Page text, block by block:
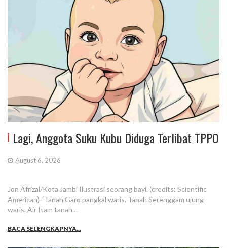
Lagi, Anggota Suku Kubu Diduga Terlibat TPPO
August 6, 2026
Jon Afrizal/Kota Jambi Ilustrasi seorang bayi. (credits: Scientific
American) “Tanah Garo pangkal waris, Tanah Serenggam ujung
waris, Air Itam tanah…
BACA SELENGKAPNYA...